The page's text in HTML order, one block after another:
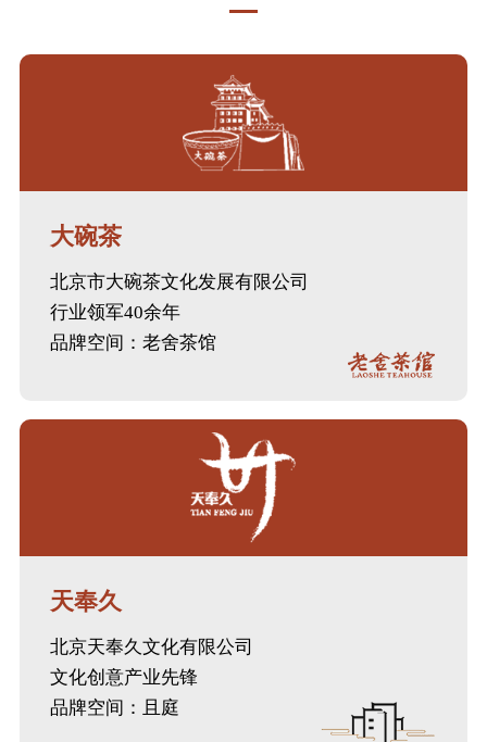
大碗茶
北京市大碗茶文化发展有限公司
行业领军40余年
品牌空间：老舍茶馆
天奉久
北京天奉久文化有限公司
文化创意产业先锋
品牌空间：且庭